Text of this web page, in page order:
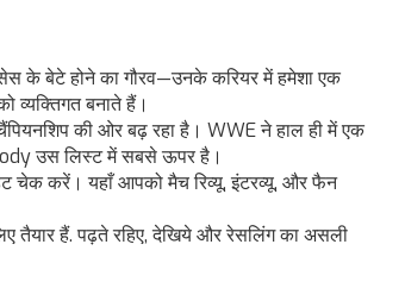
के बेटे होने का गौरव—उनके करियर में हमेशा एक
व्यक्तिगत बनाते हैं।
की ओर बढ़ रहा है। WWE ने हाल ही में एक
उस लिस्ट में सबसे ऊपर है।
चेक करें। यहाँ आपको मैच रिव्यू, इंटरव्यू, और फैन
तैयार हैं. पढ़ते रहिए, देखिये और रेसलिंग का असली